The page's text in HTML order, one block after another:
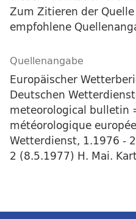
Zum Zitieren der
empfohlene
Quellenangabe
Europäischer
Deutschen
meteorological bulletin
météorologique
Wetterdienst, 1.1976 -
2 (8.5.1977) H. Mai.